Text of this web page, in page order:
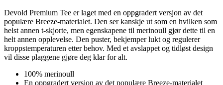
Devold Premium Tee er laget med en oppgradert versjon av det
populære Breeze-materialet. Den ser kanskje ut som en hvilken som
helst annen t-skjorte, men egenskapene til merinoull gjør dette til en
helt annen opplevelse. Den puster, bekjemper lukt og regulerer
kroppstemperaturen etter behov. Med et avslappet og tidløst design
vil disse plaggene gjøre deg klar for alt.
100% merinoull
En oppgradert versjon av det populære Breeze-materialet